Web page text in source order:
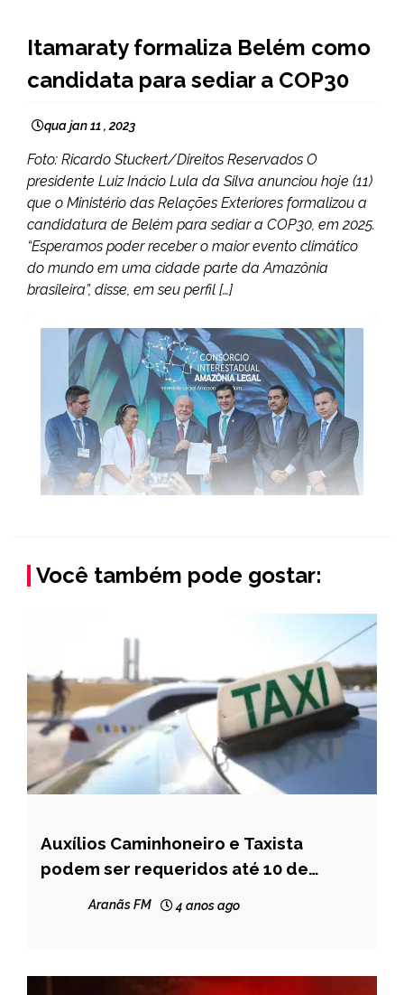
NOTÍCIAS
Itamaraty formaliza Belém como
candidata para sediar a COP30
qua jan 11 , 2023
Foto: Ricardo Stuckert/Direitos Reservados O
presidente Luiz Inácio Lula da Silva anunciou hoje (11)
que o Ministério das Relações Exteriores formalizou a
candidatura de Belém para sediar a COP30, em 2025.
“Esperamos poder receber o maior evento climático
do mundo em uma cidade parte da Amazônia
brasileira”, disse, em seu perfil […]
Você também pode gostar:
BRASIL
NOTÍCIAS
Auxílios Caminhoneiro e Taxista
podem ser requeridos até 10 de
Aranãs FM 4 anos ago